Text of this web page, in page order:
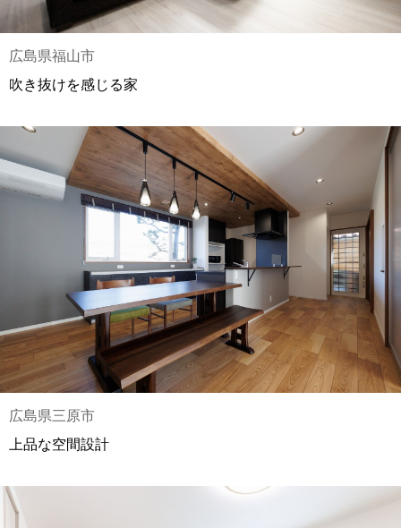
広島県福山市
吹き抜けを感じる家
広島県三原市
上品な空間設計